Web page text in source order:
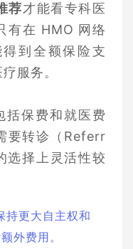
荐才能看专科医
有在 HMO 网络
到全额保险支
服务。
括保费和就医费
要转诊（Referr
选择上灵活性较
持更大自主权和
外费用。